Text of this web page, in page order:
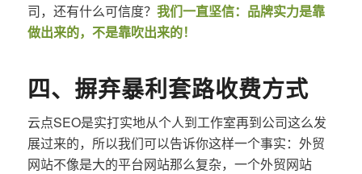
司，还有什么可信度？ 我们一直坚信：品牌实力是靠
做出来的，不是靠吹出来的！
四、摒弃暴利套路收费方式
云点SEO是实打实地从个人到工作室再到公司这么发
展过来的，所以我们可以告诉你这样一个事实：外贸
网站不像是大的平台网站那么复杂，一个外贸网站